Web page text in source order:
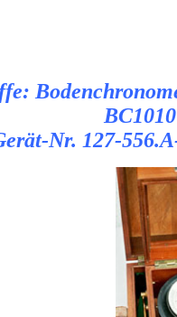
BC1010
Nr. 127-